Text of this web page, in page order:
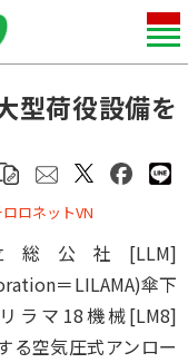
型荷役設備を
ロネットVN
公社[LLM]
＝LILAMA)傘下
ラマ18機械[LM8]
る空気圧式アンロー